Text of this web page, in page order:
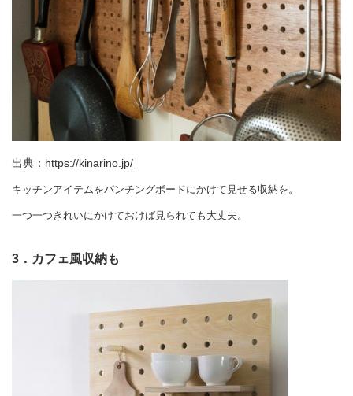
出典： https://kinarino.jp/
キッチンアイテムをパンチングボードにかけて見せる収納を。
一つ一つきれいにかけておけば見られても大丈夫。
3．カフェ風収納も